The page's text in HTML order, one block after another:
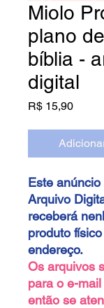
Miolo
plano
bíblia -
digital
R$ 15,90Preço
Este
Arquivo
receberá
produto
endereço.
Os arquivos
para o e-
então se